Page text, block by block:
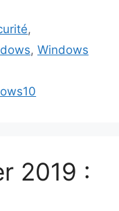
,
, Windows
2019 :